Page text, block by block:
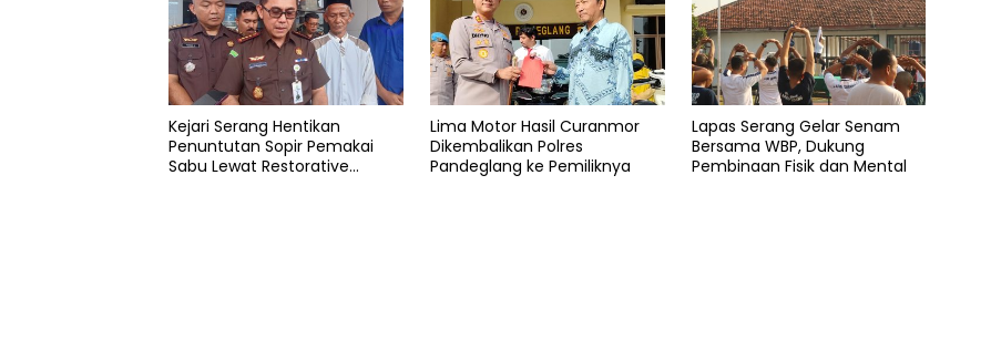
Kejari Serang Hentikan
Penuntutan Sopir Pemakai
Sabu Lewat Restorative
Lima Motor Hasil Curanmor
Dikembalikan Polres
Pandeglang ke Pemiliknya
Lapas Serang Gelar Senam
Bersama WBP, Dukung
Pembinaan Fisik dan Mental